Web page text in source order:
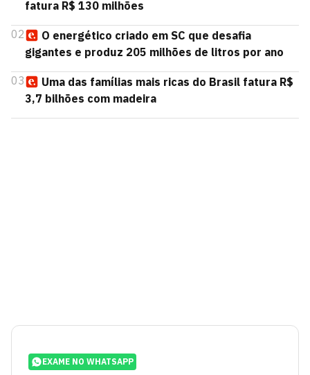
fatura R$ 130 milhões
02
O energético criado em SC que desafia
gigantes e produz 205 milhões de litros por ano
03
Uma das famílias mais ricas do Brasil fatura R$
3,7 bilhões com madeira
EXAME NO WHATSAPP